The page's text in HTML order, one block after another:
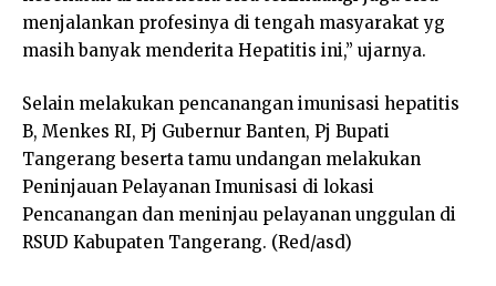
menjalankan profesinya di tengah masyarakat yg
masih banyak menderita Hepatitis ini,” ujarnya.
Selain melakukan pencanangan imunisasi hepatitis
B, Menkes RI, Pj Gubernur Banten, Pj Bupati
Tangerang beserta tamu undangan melakukan
Peninjauan Pelayanan Imunisasi di lokasi
Pencanangan dan meninjau pelayanan unggulan di
RSUD Kabupaten Tangerang. (Red/asd)